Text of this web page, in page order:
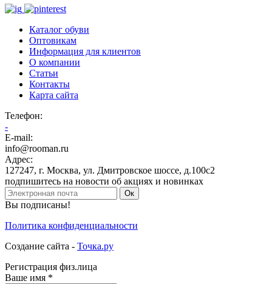
Каталог обуви
Оптовикам
Информация для клиентов
О компании
Статьи
Контакты
Карта сайта
Телефон:
-
E-mail:
info@rooman.ru
Адрес:
127247, г. Москва, ул. Дмитровское шоссе, д.100с2
подпишитесь на новости об акциях и новинках
Ок
Вы подписаны!
Политика конфиденциальности
Создание сайта - Точка.ру
Регистрация физ.лица
Ваше имя *